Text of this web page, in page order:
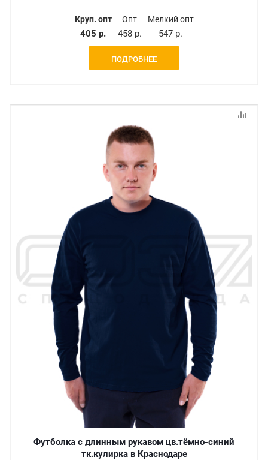
Круп. опт
405 р.
Опт
458 р.
Мелкий опт
547 р.
ПОДРОБНЕЕ
Футболка с длинным рукавом цв.тёмно-синий
тк.кулирка в Краснодаре